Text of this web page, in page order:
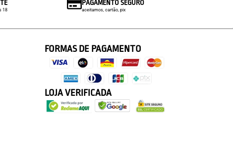
18
PAGAMENTO SEGURO
aceitamos, cartão, pix
FORMAS DE PAGAMENTO
LOJA VERIFICADA